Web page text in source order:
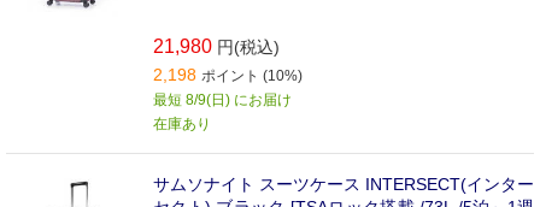
21,980 円(税込)
2,198 ポイント (10%)
最短 8/9(日) にお届け
在庫あり
サムソナイト スーツケース INTERSECT(インター